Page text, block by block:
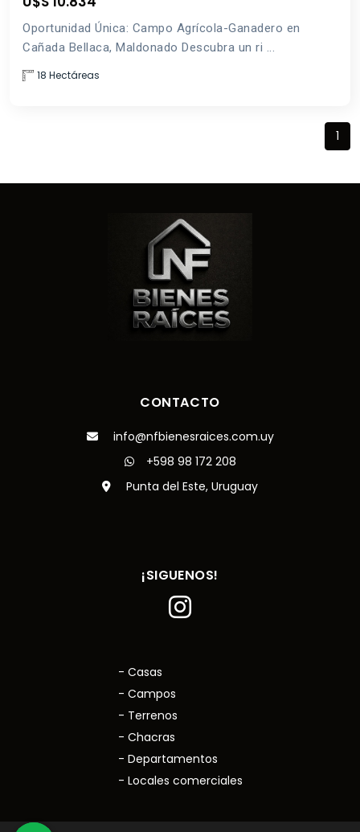
Oportunidad Única: Campo Agrícola-Ganadero en
Cañada Bellaca, Maldonado Descubra un ri ...
18 Hectáreas
1
CONTACTO
info@nfbienesraices.com.uy
+598 98 172 208
Punta del Este, Uruguay
¡SIGUENOS!
- Casas
- Campos
- Terrenos
- Chacras
- Departamentos
- Locales comerciales